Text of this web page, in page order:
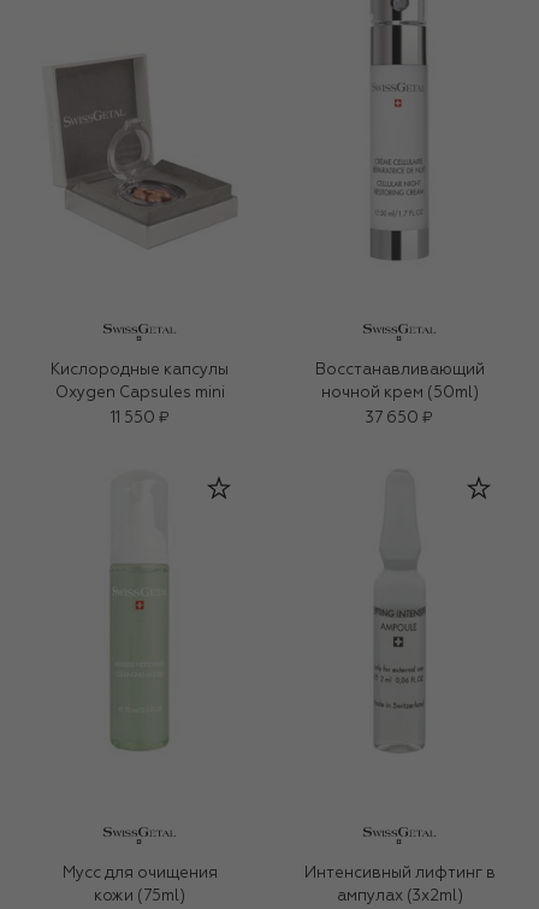
Кислородные капсулы
Oxygen Capsules mini
11 550 ₽
Восстанавливающий
ночной крем (50ml)
37 650 ₽
Мусс для очищения
кожи (75ml)
Интенсивный лифтинг в
ампулах (3x2ml)